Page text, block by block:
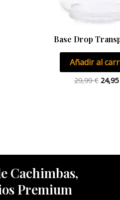
Base Drop
Añadir al
29,99€ 24,95
Cachimbas,
Premium